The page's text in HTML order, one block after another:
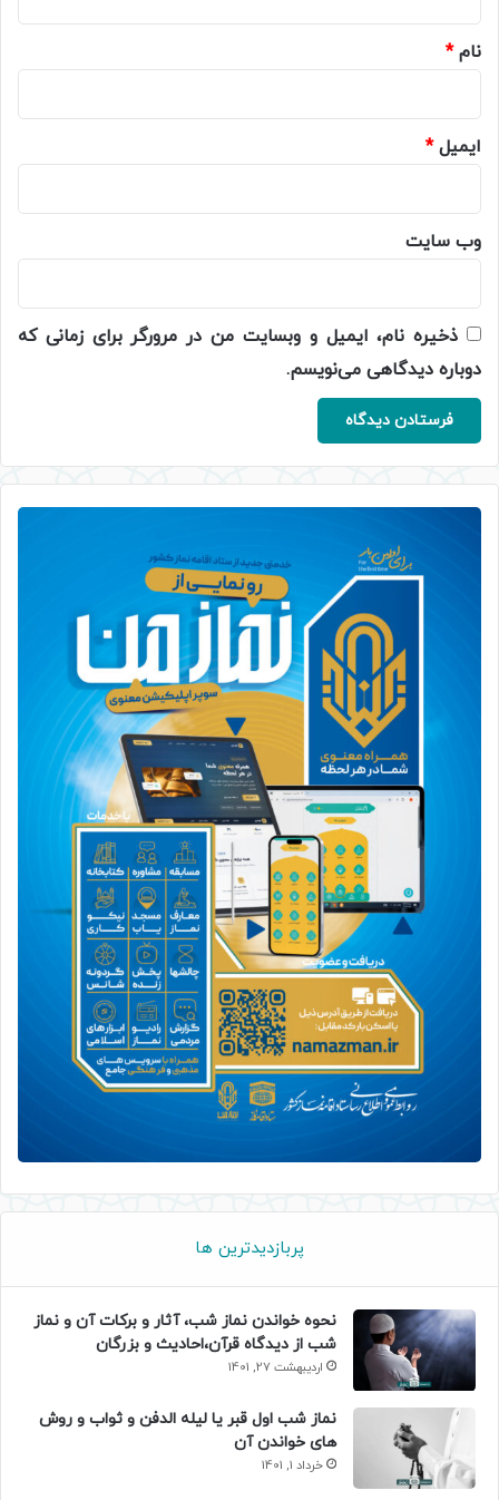
نام*
ایمیل*
وب‌ سایت
ذخیره نام، ایمیل و وبسایت من در مرورگر برای زمانی که
دوباره دیدگاهی می‌نویسم.
پربازدیدترین ها
نحوه خواندن نماز شب، آثار و برکات آن و نماز
شب از دیدگاه قرآن،احادیث و بزرگان
اردیبهشت 27, 1401
نماز شب اول قبر یا لیله الدفن و ثواب و روش
های خواندن آن
خرداد 1, 1401